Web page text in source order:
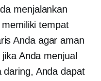
menjalankan
tempat
Anda agar aman
Anda menjual
daring, Anda dapat